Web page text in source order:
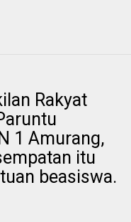
Rakyat
1 Amurang,
itu
beasiswa.